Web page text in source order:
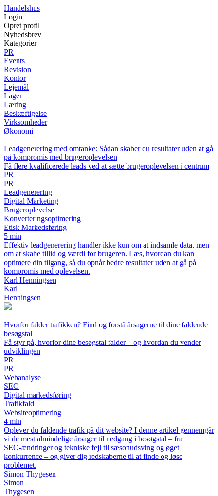
Handelshus
Login
Opret profil
Nyhedsbrev
Kategorier
PR
Events
Revision
Kontor
Lejemål
Lager
Læring
Beskæftigelse
Virksomheder
Økonomi
Leadgenerering med omtanke: Sådan skaber du resultater uden at gå
på kompromis med brugeroplevelsen
Få flere kvalificerede leads ved at sætte brugeroplevelsen i centrum
PR
PR
Leadgenerering
Digital Marketing
Brugeroplevelse
Konverteringsoptimering
Etisk Markedsføring
5 min
Effektiv leadgenerering handler ikke kun om at indsamle data, men
om at skabe tillid og værdi for brugeren. Læs, hvordan du kan
optimere din tilgang, så du opnår bedre resultater uden at gå på
kompromis med oplevelsen.
Karl Henningsen
Karl
Henningsen
Hvorfor falder trafikken? Find og forstå årsagerne til dine faldende
besøgstal
Få styr på, hvorfor dine besøgstal falder – og hvordan du vender
udviklingen
PR
PR
Webanalyse
SEO
Digital markedsføring
Trafikfald
Websiteoptimering
4 min
Oplever du faldende trafik på dit website? I denne artikel gennemgår
vi de mest almindelige årsager til nedgang i besøgstal – fra
SEO‑ændringer og tekniske fejl til sæsonudsving og øget
konkurrence – og giver dig redskaberne til at finde og løse
problemet.
Simon Thygesen
Simon
Thygesen